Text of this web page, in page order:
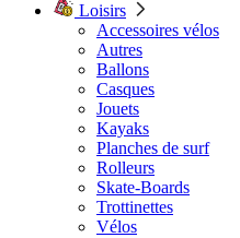
Loisirs
Accessoires vélos
Autres
Ballons
Casques
Jouets
Kayaks
Planches de surf
Rolleurs
Skate-Boards
Trottinettes
Vélos